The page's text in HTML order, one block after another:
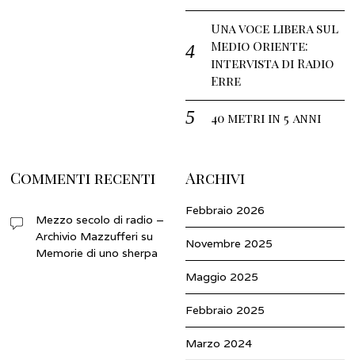
Una voce libera sul
Medio Oriente:
intervista di Radio
Erre
40 metri in 5 anni
Commenti recenti
Mezzo secolo di radio –
Archivio Mazzufferi su
Memorie di uno sherpa
Archivi
Febbraio 2026
Novembre 2025
Maggio 2025
Febbraio 2025
Marzo 2024